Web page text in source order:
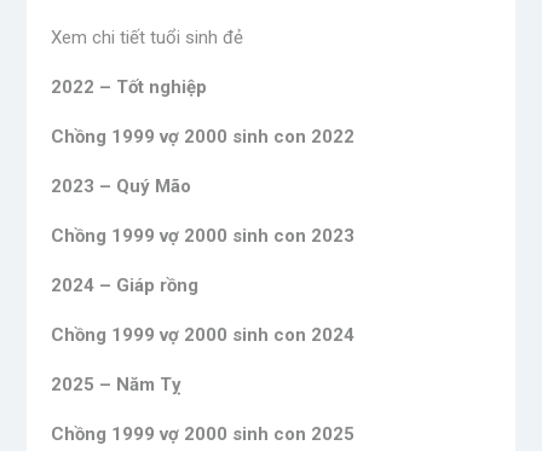
Xem chi tiết tuổi sinh đẻ
2022 – Tốt nghiệp
Chồng 1999 vợ 2000 sinh con 2022
2023 – Quý Mão
Chồng 1999 vợ 2000 sinh con 2023
2024 – Giáp rồng
Chồng 1999 vợ 2000 sinh con 2024
2025 – Năm Tỵ
Chồng 1999 vợ 2000 sinh con 2025